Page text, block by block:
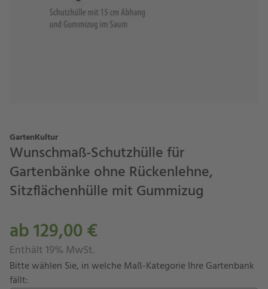
GartenKultur
Wunschmaß-Schutzhülle für
Gartenbänke ohne Rückenlehne,
Sitzflächenhülle mit Gummizug
ab 129,00 €
Enthält 19% MwSt.
Bitte wählen Sie, in welche Maß-Kategorie Ihre Gartenbank
fällt: